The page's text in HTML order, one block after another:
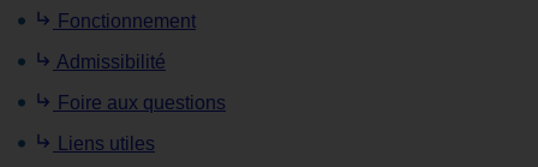
Fonctionnement
Admissibilité
Foire aux questions
Liens utiles